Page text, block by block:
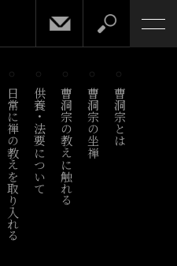
日常に禅の教えを取り入れる供養・法要について曹洞宗の教えに触れる 曹洞宗の坐禅 曹洞宗とは